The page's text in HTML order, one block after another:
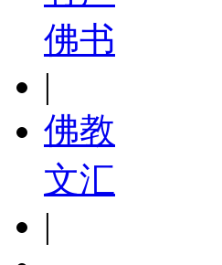
佛书
|
佛教
文汇
|